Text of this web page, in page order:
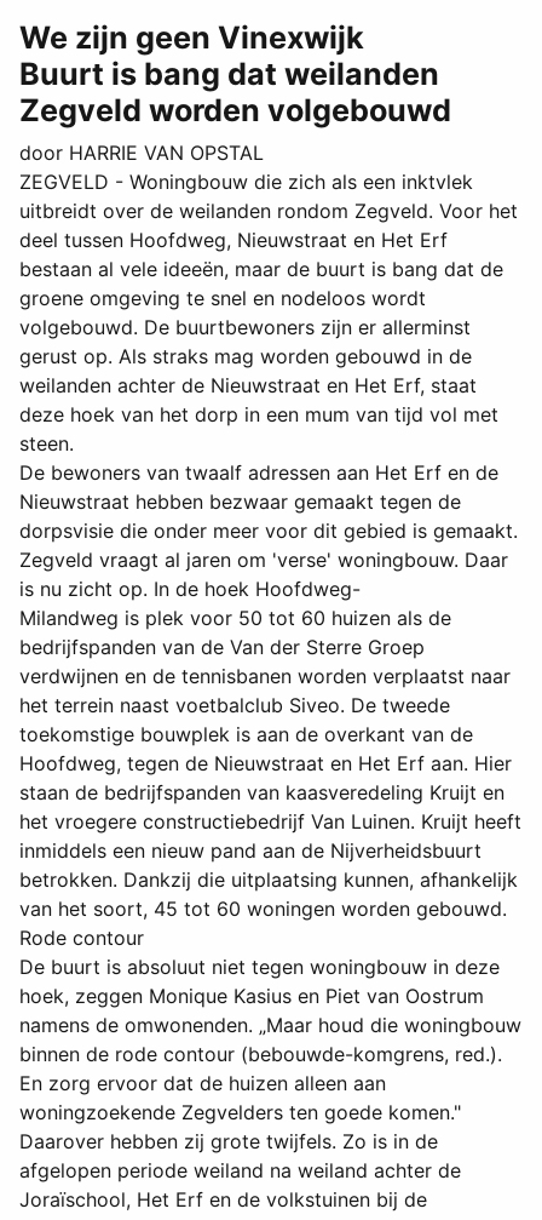
We zijn geen Vinexwijk
Buurt is bang dat weilanden
Zegveld worden volgebouwd
door HARRIE VAN OPSTAL
ZEGVELD - Woningbouw die zich als een inktvlek
uitbreidt over de weilanden rondom Zegveld. Voor het
deel tussen Hoofdweg, Nieuwstraat en Het Erf
bestaan al vele ideeën, maar de buurt is bang dat de
groene omgeving te snel en nodeloos wordt
volgebouwd. De buurtbewoners zijn er allerminst
gerust op. Als straks mag worden gebouwd in de
weilanden achter de Nieuwstraat en Het Erf, staat
deze hoek van het dorp in een mum van tijd vol met
steen.
De bewoners van twaalf adressen aan Het Erf en de
Nieuwstraat hebben bezwaar gemaakt tegen de
dorpsvisie die onder meer voor dit gebied is gemaakt.
Zegveld vraagt al jaren om 'verse' woningbouw. Daar
is nu zicht op. In de hoek Hoofdweg-
Milandweg is plek voor 50 tot 60 huizen als de
bedrijfspanden van de Van der Sterre Groep
verdwijnen en de tennisbanen worden verplaatst naar
het terrein naast voetbalclub Siveo. De tweede
toekomstige bouwplek is aan de overkant van de
Hoofdweg, tegen de Nieuwstraat en Het Erf aan. Hier
staan de bedrijfspanden van kaasveredeling Kruijt en
het vroegere constructiebedrijf Van Luinen. Kruijt heeft
inmiddels een nieuw pand aan de Nijverheidsbuurt
betrokken. Dankzij die uitplaatsing kunnen, afhankelijk
van het soort, 45 tot 60 woningen worden gebouwd.
Rode contour
De buurt is absoluut niet tegen woningbouw in deze
hoek, zeggen Monique Kasius en Piet van Oostrum
namens de omwonenden. „Maar houd die woningbouw
binnen de rode contour (bebouwde-komgrens, red.).
En zorg ervoor dat de huizen alleen aan
woningzoekende Zegvelders ten goede komen."
Daarover hebben zij grote twijfels. Zo is in de
afgelopen periode weiland na weiland achter de
Joraïschool, Het Erf en de volkstuinen bij de